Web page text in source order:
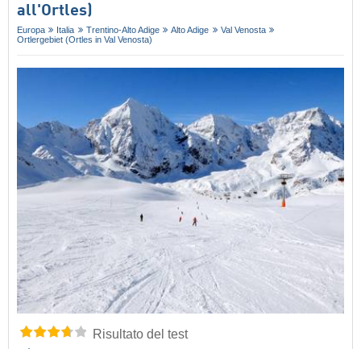
all'Ortles)
Europa Italia Trentino-Alto Adige Alto Adige
Val Venosta
Ortlergebiet (Ortles in Val Venosta)
Risultato del test